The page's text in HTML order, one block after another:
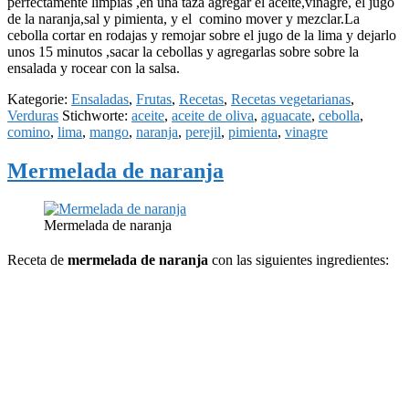
de la naranja,sal y pimienta, y el comino mover y mezclar.La
cebolla cortar en rodajas y remojar sobre el jugo de la lima y dejarlo
unos 15 minutos ,sacar la cebollas y agregarlas sobre sobre la
ensalada y rocear con la salsa.
Kategorie: Ensaladas, Frutas, Recetas, Recetas vegetarianas,
Verduras Stichworte: aceite, aceite de oliva, aguacate, cebolla,
comino, lima, mango, naranja, perejil, pimienta, vinagre
Mermelada de naranja
Mermelada de naranja
Receta de mermelada de naranja con las siguientes ingredientes: